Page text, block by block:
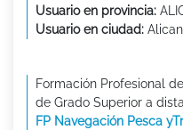
Usuario en provincia:
Usuario en ciudad:
Formación Profesional
de Grado Superior a
FP Navegación Pesca